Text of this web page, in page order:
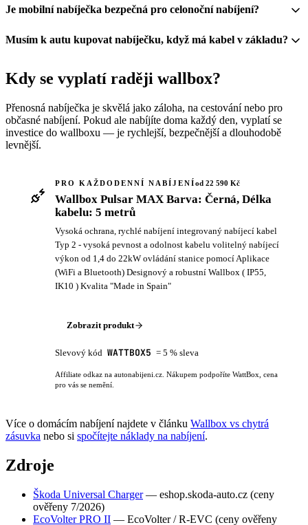
Je mobilní nabíječka bezpečná pro celonoční nabíjení?
Musím k autu kupovat nabíječku, když má kabel v základu?
Kdy se vyplatí raději wallbox?
Přenosná nabíječka je skvělá jako záloha, na cestování nebo pro
občasné nabíjení. Pokud ale nabíjíte doma každý den, vyplatí se
investice do wallboxu — je rychlejší, bezpečnější a dlouhodobě
levnější.
PRO KAŽDODENNÍ NABÍJENÍod 22 590 Kč
Wallbox Pulsar MAX Barva: Černá, Délka
kabelu: 5 metrů
Vysoká ochrana, rychlé nabíjení integrovaný nabíjecí kabel
Typ 2 - vysoká pevnost a odolnost kabelu volitelný nabíjecí
výkon od 1,4 do 22kW ovládání stanice pomocí Aplikace
(WiFi a Bluetooth) Designový a robustní Wallbox ( IP55,
IK10 ) Kvalita "Made in Spain"
Zobrazit produkt
Slevový kód WATTBOX5 = 5 % sleva
Affiliate odkaz na autonabijeni.cz. Nákupem podpoříte WattBox, cena
pro vás se nemění.
Více o domácím nabíjení najdete v článku Wallbox vs chytrá
zásuvka nebo si spočítejte náklady na nabíjení.
Zdroje
Škoda Universal Charger— eshop.skoda-auto.cz (ceny
ověřeny 7/2026)
EcoVolter PRO II — EcoVolter / R-EVC (ceny ověřeny